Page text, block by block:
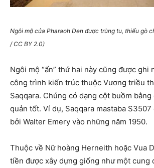
Ngôi mộ của Pharaoh Den được trùng tu, thiếu gò
/ CC BY 2.0)
Ngôi mộ “ẩn” thứ hai này cũng được ghi
công trình kiến ​​trúc thuộc Vương triều
Saqqara. Chúng có dạng cột buồm bằng
quản tốt. Ví dụ, Saqqara mastaba
bởi Walter Emery vào những năm 1950.
Thuộc về Nữ hoàng Herneith hoặc Vua
tiền được xây dựng giống như một cung